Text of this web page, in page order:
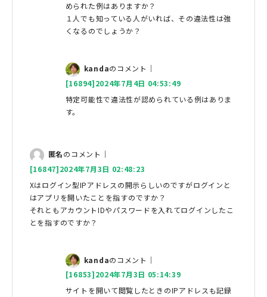
められた例はありますか？
１人でも知っている人がいれば、その違法性は強
くなるのでしょうか？
kandaのコメント｜
[16894]2024年7月4日 04:53:49
特定可能性で違法性が認められている例はありま
す。
匿名のコメント｜
[16847]2024年7月3日 02:48:23
Xはログイン型IPアドレスの開示らしいのですがログインと
はアプリを開いたことを指すのですか？
それともアカウントIDやパスワードを入れてログインしたこ
とを指すのですか？
kandaのコメント｜
[16853]2024年7月3日 05:14:39
サイトを開いて閲覧したときのIPアドレスも記録